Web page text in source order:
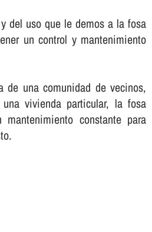
del uso que le demos a la fosa
un control y mantenimiento
de una comunidad de vecinos,
vivienda particular, la fosa
constante para